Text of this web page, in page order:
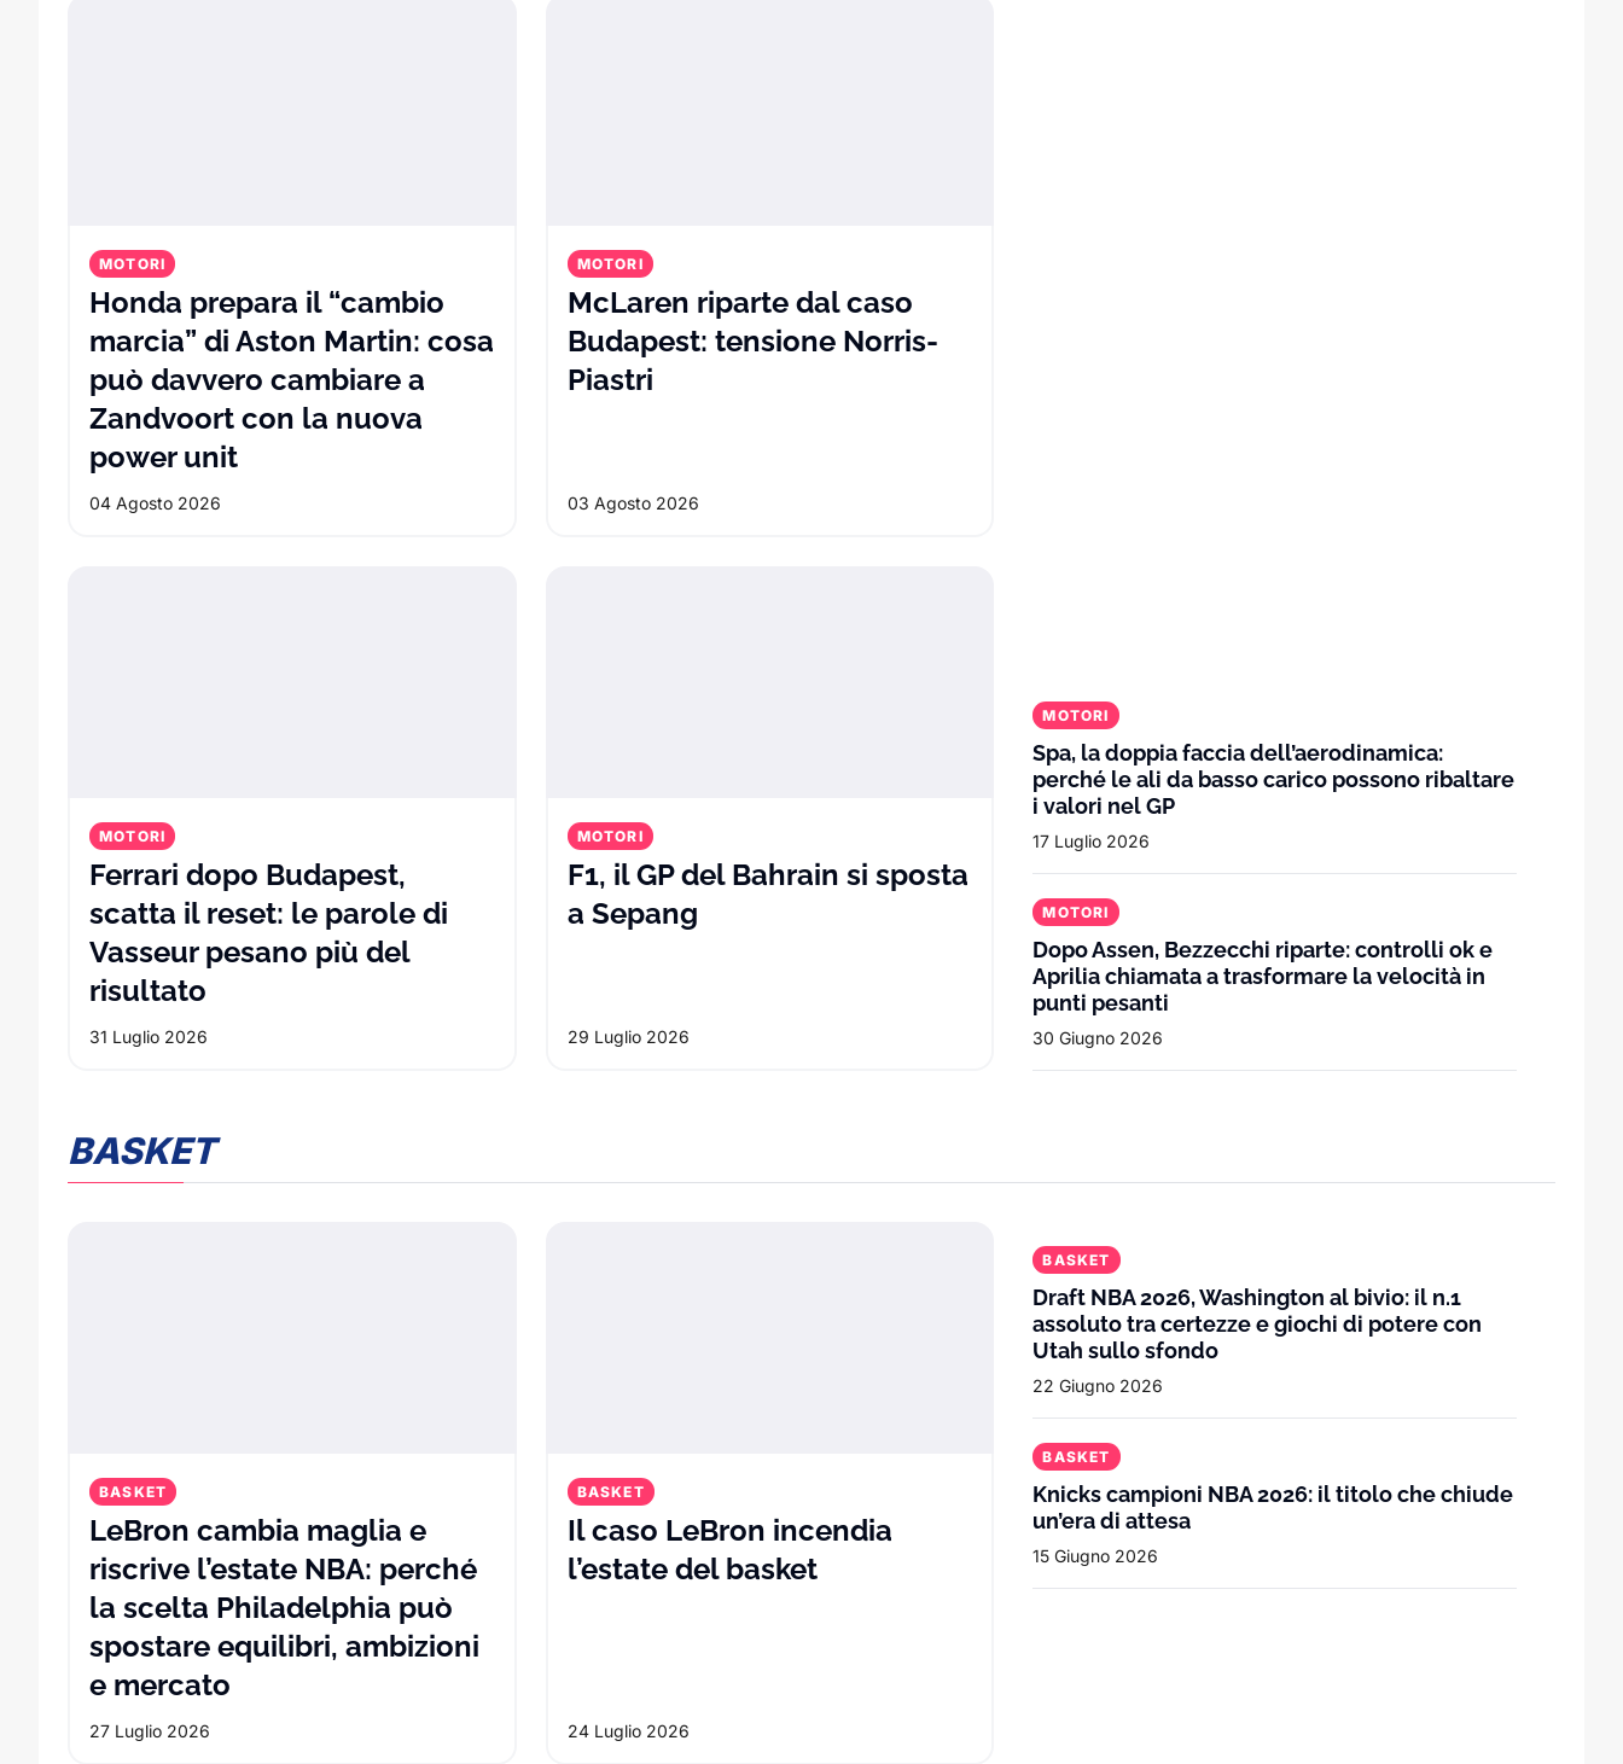
MOTORI
Honda prepara il “cambio
marcia” di Aston Martin: cosa
può davvero cambiare a
Zandvoort con la nuova
power unitHonda prepara il “cambio marcia” di Aston Martin: cosa può davvero cambiare a Zandvoort con la
04 Agosto 2026
MOTORI
McLaren riparte dal caso
Budapest: tensione Norris-
PiastriMcLaren riparte dal caso Budapest: tensione Norris-Piastri
03 Agosto 2026
MOTORI
Ferrari dopo Budapest,
scatta il reset: le parole di
Vasseur pesano più del
risultato Ferrari dopo Budapest, scatta il reset: le parole di Vasseur pesano più del risultato
31 Luglio 2026
MOTORI
F1, il GP del Bahrain si sposta
a SepangF1, il GP del Bahrain si sposta a Sepang
29 Luglio 2026
MOTORI
Spa, la doppia faccia dell’aerodinamica:
perché le ali da basso carico possono ribaltare
i valori nel GP
17 Luglio 2026
MOTORI
Dopo Assen, Bezzecchi riparte: controlli ok e
Aprilia chiamata a trasformare la velocità in
punti pesanti
30 Giugno 2026
BASKET
BASKET
LeBron cambia maglia e
riscrive l’estate NBA: perché
la scelta Philadelphia può
spostare equilibri, ambizioni
e mercato
27 Luglio 2026
BASKET
Il caso LeBron incendia
l’estate del basketIl caso LeBron incendia l’estate del basket
24 Luglio 2026
BASKET
Draft NBA 2026, Washington al bivio: il n.1
assoluto tra certezze e giochi di potere con
Utah sullo sfondo
22 Giugno 2026
BASKET
Knicks campioni NBA 2026: il titolo che chiude
un’era di attesa
15 Giugno 2026